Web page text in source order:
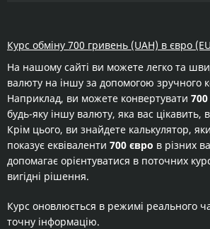
Курс обміну 700 гривень (UAH) в євро
На нашому сайті ви можете легко та
валюту на іншу за допомогою зручного
Наприклад, ви можете конвертувати
будь-яку іншу валюту, яка вас цікавить,
Крім цього, ви знайдете калькулятор,
показує еквіваленти 700 євро в різних
допомагає орієнтуватися в поточних
вигідні рішення.
Курс оновлюється в режимі реального
точну інформацію.